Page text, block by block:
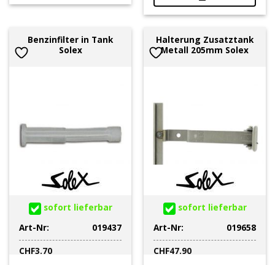
Benzinfilter in Tank
Solex
sofort lieferbar
Art-Nr:
019437
CHF3.70
Halterung Zusatztank
Metall 205mm Solex
sofort lieferbar
Art-Nr:
019658
CHF47.90